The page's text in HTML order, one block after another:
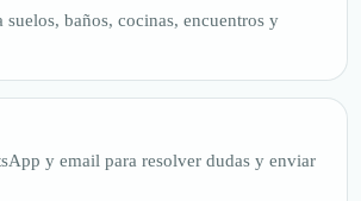
suelos, baños, cocinas, encuentros y
y email para resolver dudas y enviar